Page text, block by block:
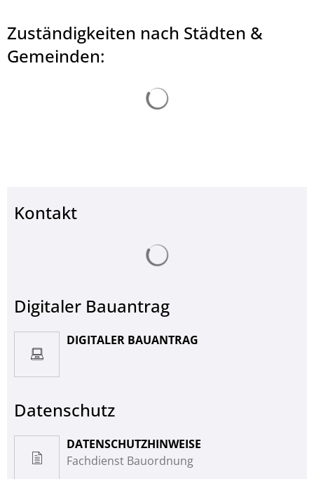
Zuständigkeiten nach Städten &
Gemeinden:
Kontakt
Digitaler Bauantrag
DIGITALER BAUANTRAG
Datenschutz
DATENSCHUTZHINWEISE
Fachdienst Bauordnung